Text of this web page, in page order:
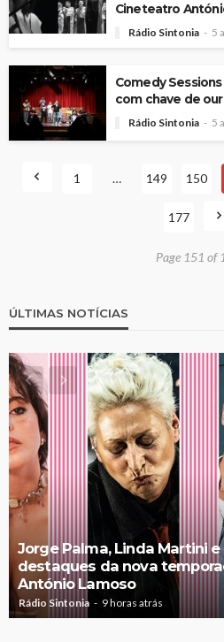
Cineteatro
Rádio Sintonia 5
Comedy
com chave de
Rádio Sintonia 5
1 … 149 150
177
Page 151 of
ÚLTIMAS NOTÍCIAS
Jorge Palma, Linda Martini
destaques da nova
António Lamoso
Rádio Sintonia 9 horas atrás